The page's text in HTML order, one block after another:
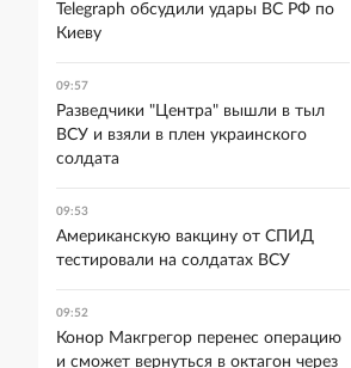
Telegraph обсудили удары ВС РФ по
Киеву
09:57
Разведчики "Центра" вышли в тыл
ВСУ и взяли в плен украинского
солдата
09:53
Американскую вакцину от СПИД
тестировали на солдатах ВСУ
09:52
Конор Макгрегор перенес операцию
и сможет вернуться в октагон через